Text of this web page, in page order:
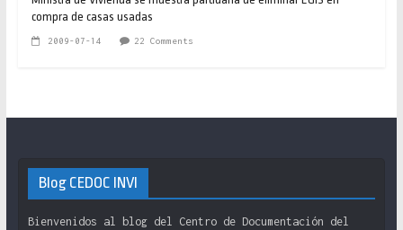
compra de casas usadas
2009-07-14 22 Comments
Blog CEDOC INVI
Bienvenidos al blog del Centro de Documentación del